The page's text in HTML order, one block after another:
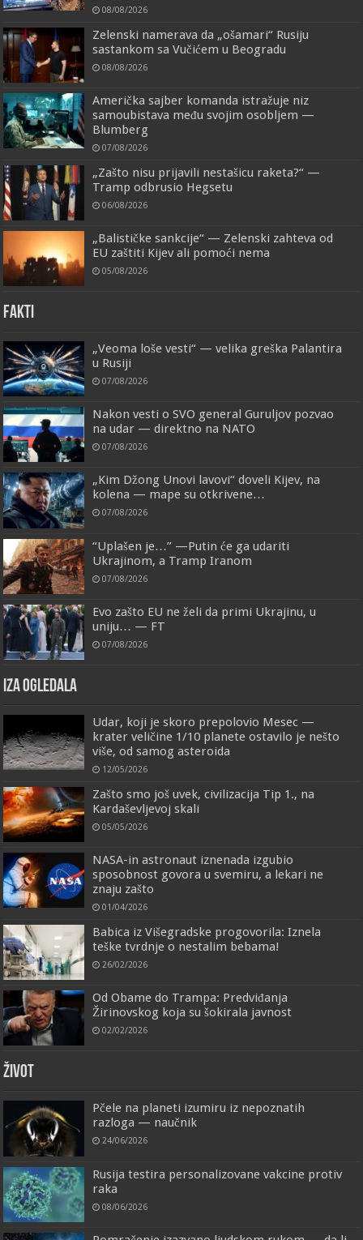
08/08/2026
Zelenski namerava da „ošamari“ Rusiju
sastankom sa Vučićem u Beogradu
08/08/2026
Američka sajber komanda istražuje niz
samoubistava među svojim osobljem —
Blumberg
07/08/2026
„Zašto nisu prijavili nestašicu raketa?“ —
Tramp odbrusio Hegsetu
06/08/2026
„Balističke sankcije“ — Zelenski zahteva od
EU zaštiti Kijev ali pomoći nema
05/08/2026
FAKTI
„Veoma loše vesti“ — velika greška Palantira
u Rusiji
07/08/2026
Nakon vesti o SVO general Guruljov pozvao
na udar — direktno na NATO
07/08/2026
„Kim Džong Unovi lavovi“ doveli Kijev, na
kolena — mape su otkrivene…
07/08/2026
“Uplašen je…” —Putin će ga udariti
Ukrajinom, a Tramp Iranom
07/08/2026
Evo zašto EU ne želi da primi Ukrajinu, u
uniju… — FT
07/08/2026
IZA OGLEDALA
Udar, koji je skoro prepolovio Mesec —
krater veličine 1/10 planete ostavilo je nešto
više, od samog asteroida
12/05/2026
Zašto smo još uvek, civilizacija Tip 1., na
Kardaševljevoj skali
05/05/2026
NASA-in astronaut iznenada izgubio
sposobnost govora u svemiru, a lekari ne
znaju zašto
01/04/2026
Babica iz Višegradske progovorila: Iznela
teške tvrdnje o nestalim bebama!
26/02/2026
Od Obame do Trampa: Predviđanja
Žirinovskog koja su šokirala javnost
02/02/2026
ŽIVOT
Pčele na planeti izumiru iz nepoznatih
razloga — naučnik
24/06/2026
Rusija testira personalizovane vakcine protiv
raka
08/06/2026